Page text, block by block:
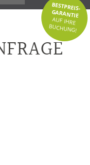
BESTPREIS-
GARANTIE
AUF IHRE
BUCHUNG!